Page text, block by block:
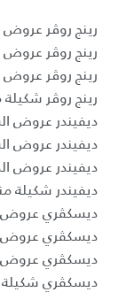
رينج روڤر عروض
رينج روڤر عروض
رينج روڤر عروض
رينج روڤر
ديفيندر عروض
ديفيندر عروض
ديفيندر عروض
ديفيندر شكيلة
ديسكڤري عروض
ديسكڤري عروض
ديسكڤري عروض
ديسكڤري